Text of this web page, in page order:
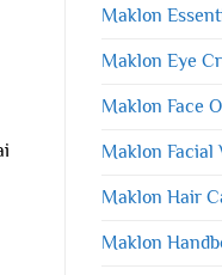
Maklon
Maklon Eye
Maklon Face
Maklon Facial
Maklon Hair
Maklon